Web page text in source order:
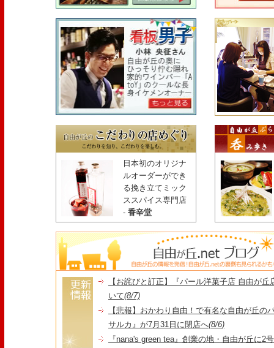
日本初のオリジナ
ルオーダーができ
る挽き立てミック
ススパイス専門店
- 香辛堂
【お詫びと訂正】『パール洋菓子店 自由が
いて(8/7)
【悲報】おかわり自由！で有名な自由が丘の
サルカ』が7月31日に閉店へ(8/6)
『nana's green tea』創業の地・自由が丘に2